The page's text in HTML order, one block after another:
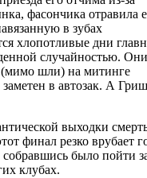
фасончика отравила
в зубах
хлопотливые дни
случайностью.
(мимо шли) на митинге
в автозак. А
выходки
финал резко врубает
было пойти
клубах.